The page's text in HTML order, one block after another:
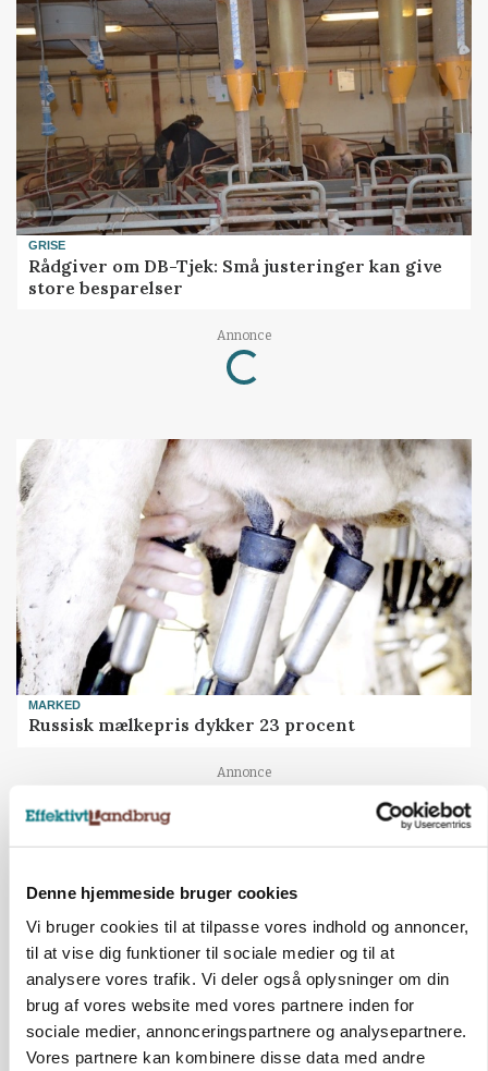
Denne hjemmeside bruger cookies
Vi bruger cookies til at tilpasse vores indhold og annoncer,
til at vise dig funktioner til sociale medier og til at
analysere vores trafik. Vi deler også oplysninger om din
brug af vores website med vores partnere inden for
sociale medier, annonceringspartnere og analysepartnere.
Vores partnere kan kombinere disse data med andre
GRISE
Rådgiver om DB-Tjek: Små justeringer kan give
store besparelser
Annonce
Loading...
MARKED
Russisk mælkepris dykker 23 procent
Annonce
POLITIK